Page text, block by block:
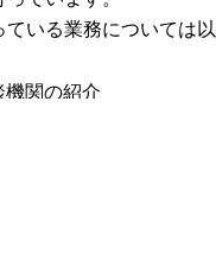
いる業務については以
機関の紹介